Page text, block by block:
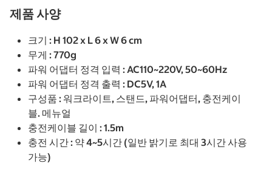
제품 사양
크기 : H 102 x L 6 x W 6 cm
무게 : 770g
파워 어댑터 정격 입력 : AC110~220V, 50~60Hz
파워 어댑터 정격 출력 : DC5V, 1A
구성품 : 워크라이트, 스탠드, 파워어댑터, 충전케이
블. 메뉴얼
충전케이블 길이 : 1.5m
충전 시간 : 약 4~5시간 (일반 밝기로 최대 3시간 사용
가능)